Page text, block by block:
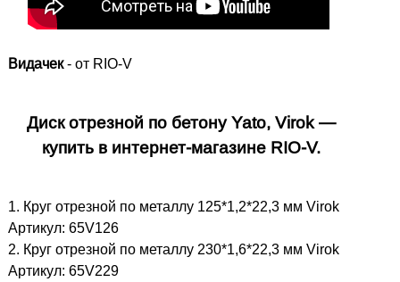
Видачек- от RIO-V
Диск отрезной по бетону Yato, Virok —
купить в интернет-магазине RIO-V.
1. Круг отрезной по металлу 125*1,2*22,3 мм Virok
Артикул: 65V126
2. Круг отрезной по металлу 230*1,6*22,3 мм Virok
Артикул: 65V229